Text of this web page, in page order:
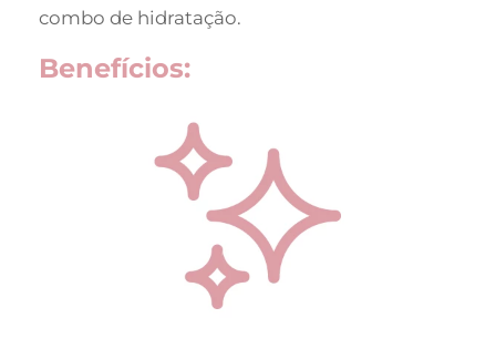
combo de hidratação.
Benefícios: